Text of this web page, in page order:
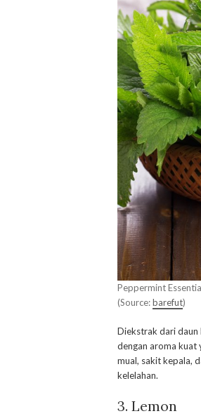
Peppermint
(Source:barefut)
Diekstrak dari daun
dengan aroma kuat
mual, sakit kepala,
kelelahan.
3. Lemon